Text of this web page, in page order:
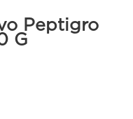
Peptigro
G